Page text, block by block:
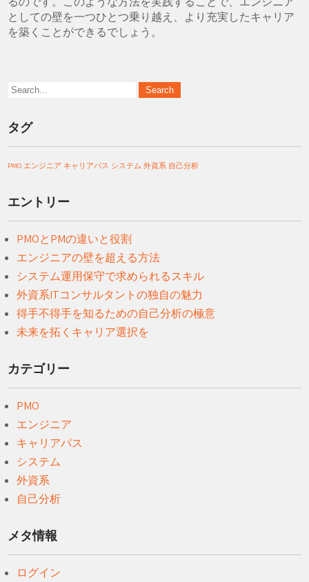
としての壁を一つひとつ乗り越え、より充実したキャリア
を築くことができるでしょう。
タグ
PMO エンジニア キャリアパス システム 外資系 自己分析
エントリー
PMOとPMの違いと役割
エンジニアの壁を超える方法
システム運用保守で求められるスキル
外資系ITコンサルタントの独自の魅力
得手不得手を知るための自己分析の極意
未来を拓くキャリア選択を
カテゴリー
PMO
エンジニア
キャリアパス
システム
外資系
自己分析
メタ情報
ログイン